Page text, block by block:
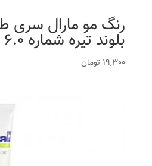
رنگ مو مارال سری
بلوند تیره شماره 6.0
19,300 تومان